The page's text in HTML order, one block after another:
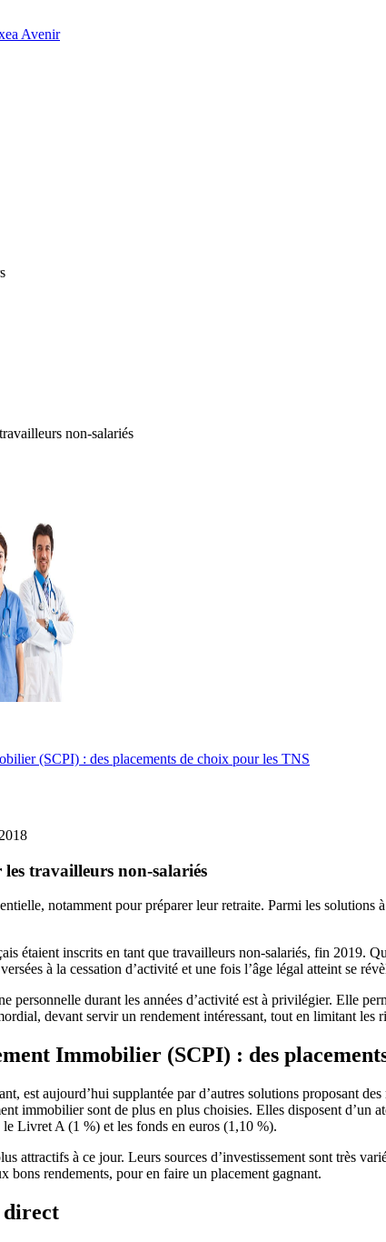
Avenir
non-salariés
(SCPI) : des placements de choix pour les TNS
travailleurs non-salariés
notamment pour préparer leur retraite. Parmi les
étaient inscrits en tant que travailleurs non-salariés, fin 2019.
à la cessation d’activité et une fois l’âge légal atteint se
personnelle durant les années d’activité est à privilégier. Elle
devant servir un rendement intéressant, tout en limitant les
Immobilier (SCPI) : des
est aujourd’hui supplantée par d’autres solutions proposant
immobilier sont de plus en plus choisies. Elles disposent
Livret A (1 %) et les fonds en euros (1,10 %).
attractifs à ce jour. Leurs sources d’investissement sont très
bons rendements, pour en faire un placement gagnant.
direct